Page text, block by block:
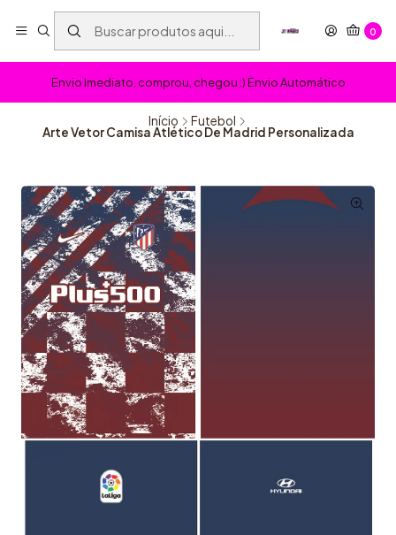
0
Envio Imediato, comprou, chegou :) Envio Automático
Início Futebol
Arte Vetor Camisa Atlético De Madrid Personalizada